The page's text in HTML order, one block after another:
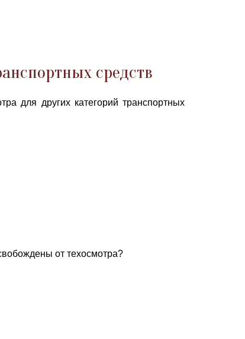
средств
для других категорий транспортных
от техосмотра?